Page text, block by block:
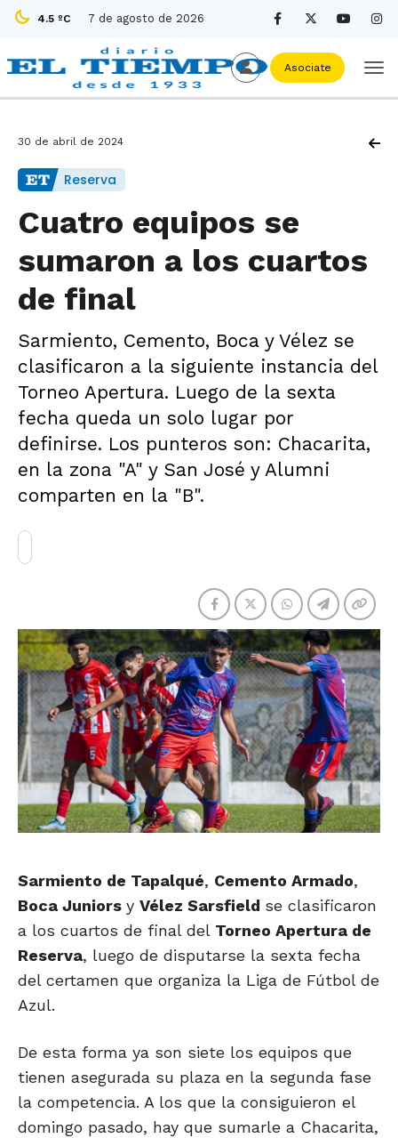
4.5 ºC 7 de agosto de 2026
Asociate
30 de abril de 2024
Reserva
Cuatro equipos se
sumaron a los cuartos
de final
Sarmiento, Cemento, Boca y Vélez se
clasificaron a la siguiente instancia del
Torneo Apertura. Luego de la sexta
fecha queda un solo lugar por
definirse. Los punteros son: Chacarita,
en la zona "A" y San José y Alumni
comparten en la "B".
Sarmiento de Tapalqué, Cemento Armado,
Boca Juniors y Vélez Sarsfield se clasificaron
a los cuartos de final del Torneo Apertura de
Reserva, luego de disputarse la sexta fecha
del certamen que organiza la Liga de Fútbol de
Azul.
De esta forma ya son siete los equipos que
tienen asegurada su plaza en la segunda fase
la competencia. A los que la consiguieron el
domingo pasado, hay que sumarle a Chacarita,